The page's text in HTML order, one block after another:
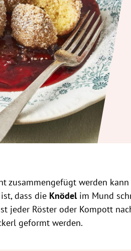
zusammengefügt werden
dass die Knödel im Mund
jeder Röster oder Kompott
geformt werden.